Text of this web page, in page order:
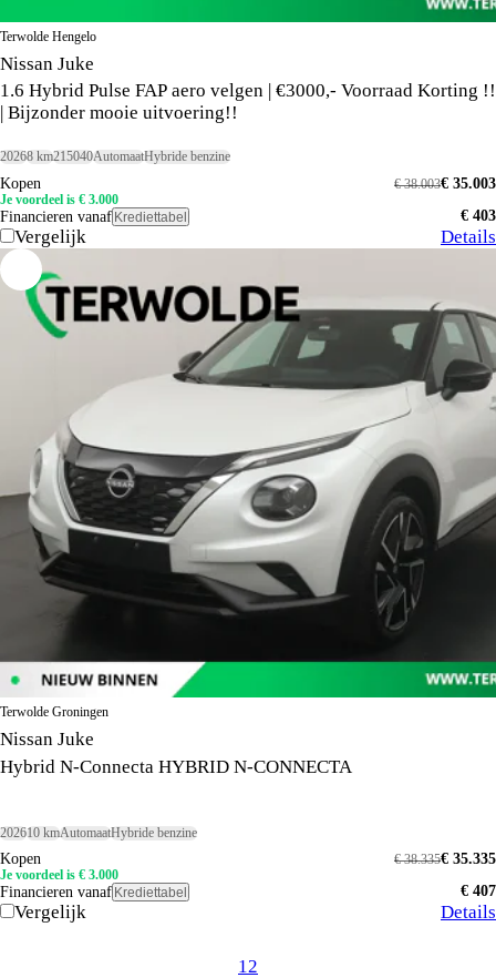
Terwolde Hengelo
Nissan Juke
1.6 Hybrid Pulse FAP aero velgen | €3000,- Voorraad Korting !!
| Bijzonder mooie uitvoering!!
20268 km215040AutomaatHybride benzine
Kopen € 35.003
€ 38.003
Je voordeel is € 3.000
Financieren vanaf Krediettabel € 403
Vergelijk Details
Terwolde Groningen
Nissan Juke
Hybrid N-Connecta HYBRID N-CONNECTA
202610 kmAutomaatHybride benzine
Kopen € 35.335
€ 38.335
Je voordeel is € 3.000
Financieren vanaf Krediettabel € 407
Vergelijk Details
1 2